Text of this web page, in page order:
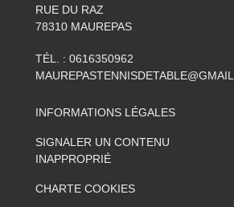
RUE DU RAZ
78310 MAUREPAS
TÉL. : 0616350962
INFORMATIONS LÉGALES
SIGNALER UN CONTENU
INAPPROPRIÉ
CHARTE COOKIES